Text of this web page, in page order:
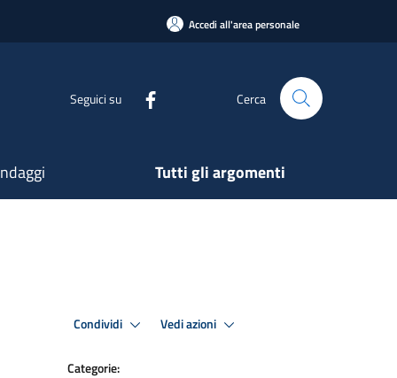
Accedi all'area personale
Seguici su Cerca
Tutti gli argomenti
Condividi Vedi azioni
Categorie: